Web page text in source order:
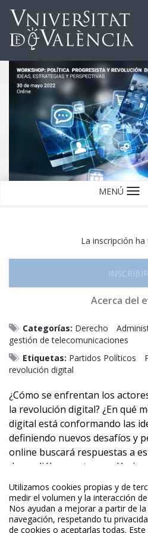
Utilizamos cookies propias y de
medir el volumen y la interacción
Nos ayudan a mejorar a partir de
navegación, respetando tu
de cookies o aceptarlas todas.
MENÚ
La inscripción ha
Acerca del
Categorías: Derecho
gestión de telecomunicaciones
Etiquetas: Partidos Políticos
revolución digital
¿Cómo se enfrentan los
la revolución digital? ¿En qué
digital está conformando las
definiendo nuevos desafíos y
online buscará respuestas a
de un diálogo entre
taller estará disponible en
interpretación simultánea.